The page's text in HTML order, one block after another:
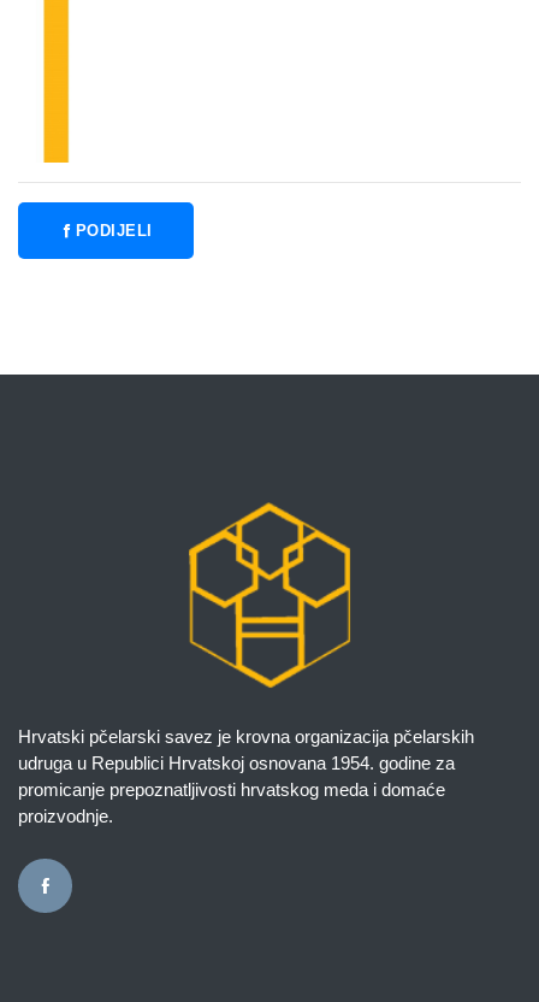
PODIJELI
Hrvatski pčelarski savez je krovna organizacija pčelarskih
udruga u Republici Hrvatskoj osnovana 1954. godine za
promicanje prepoznatljivosti hrvatskog meda i domaće
proizvodnje.